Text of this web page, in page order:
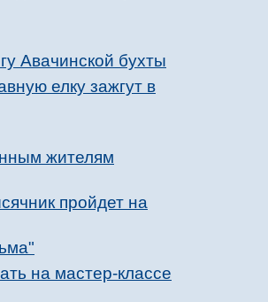
Авачинской бухты
елку зажгут в
жителям
пройдет на
на мастер-классе